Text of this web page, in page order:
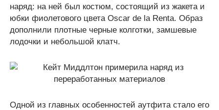
наряд: на ней был костюм, состоящий из жакета и
юбки фиолетового цвета Oscar de la Renta. Образ
дополнили плотные черные колготки, замшевые
лодочки и небольшой клатч.
Одной из главных особенностей аутфита стало его